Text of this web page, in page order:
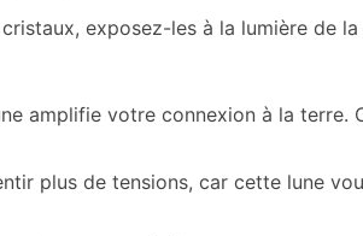
exposez-les à la lumière de
amplifie votre connexion à la
plus de tensions, car cette lune